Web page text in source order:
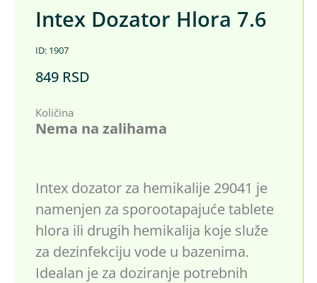
Intex Dozator Hlora 7.6
ID: 1907
849 RSD
Količina
Nema na zalihama
Intex dozator za hemikalije 29041 je
namenjen za sporootapajuće tablete
hlora ili drugih hemikalija koje služe
za dezinfekciju vode u bazenima.
Idealan je za doziranje potrebnih